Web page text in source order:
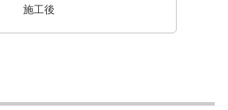
施工後